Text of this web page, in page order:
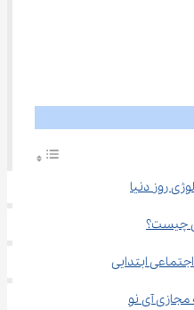
روز دنیا
چیست؟
ابتدایی
مجازی آی نو